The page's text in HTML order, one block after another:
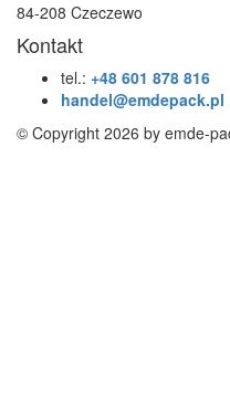
84-208 Czeczewo
Kontakt
tel.: +48 601 878 816
handel@emdepack.pl
© Copyright 2026 by emde-